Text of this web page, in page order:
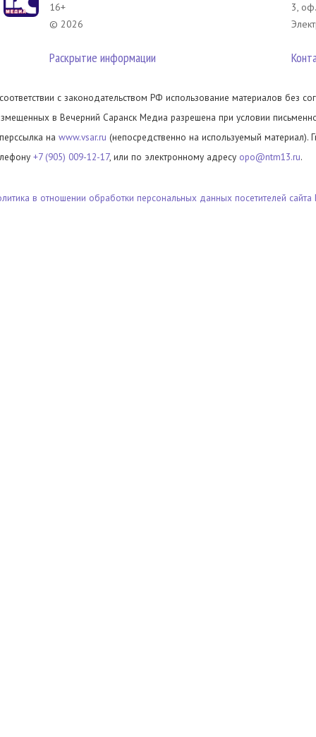
16+
© 2026
Раскрытие информации
3,
с законодательством РФ использование материалов без
в Вечерний Саранск Медиа разрешена при условии
на www.vsar.ru (непосредственно на используемый материал).
+7 (905) 009-12-17, или по электронному адресу opo@ntm13.ru.
в отношении обработки персональных данных посетителей